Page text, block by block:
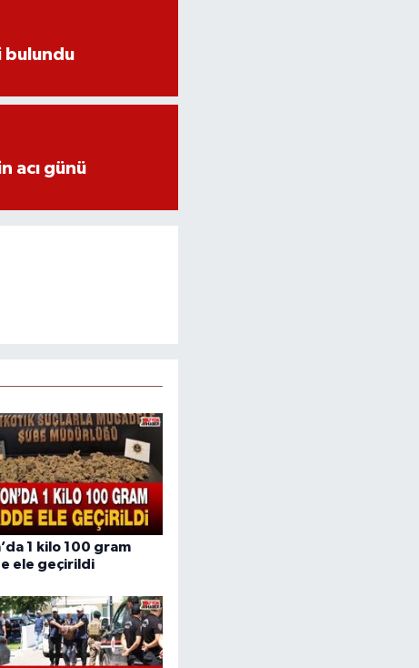
bulundu
acı günü
1 kilo 100 gram
ele geçirildi